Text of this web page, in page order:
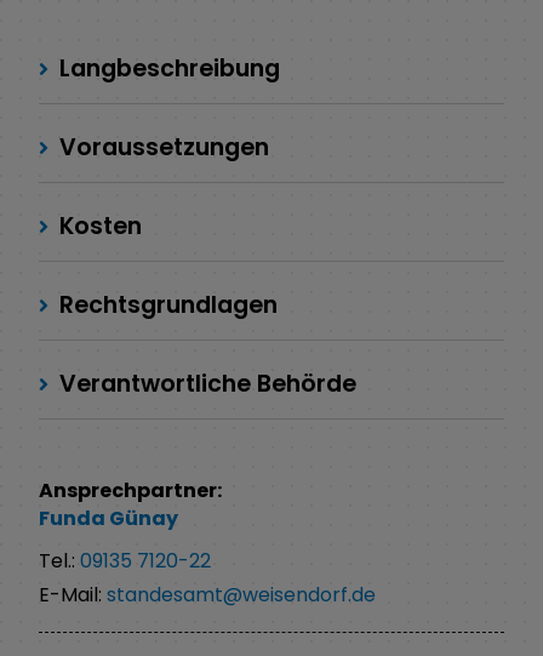
Langbeschreibung
Voraussetzungen
Kosten
Rechtsgrundlagen
Verantwortliche Behörde
Ansprechpartner:
Funda Günay
Tel.: 09135 7120-22
E-Mail: standesamt@weisendorf.de